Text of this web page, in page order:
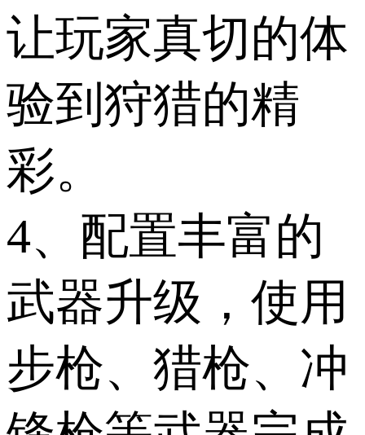
让玩家真切的体
验到狩猎的精
彩。
4、配置丰富的
武器升级，使用
步枪、猎枪、冲